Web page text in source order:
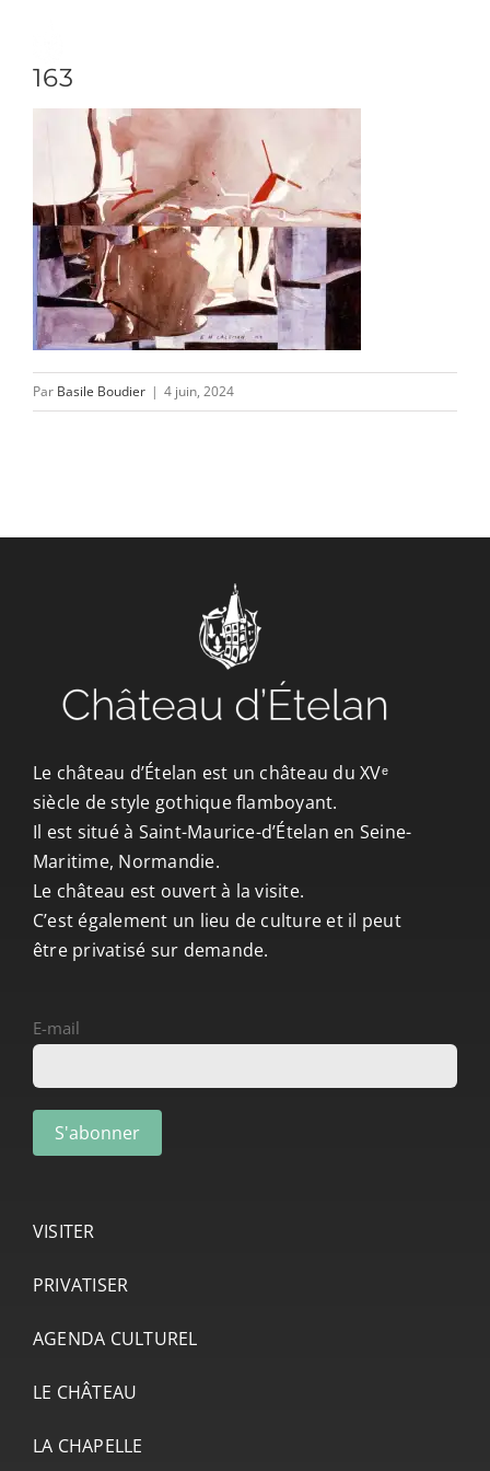
contenu
DÉCOUVRIR
VENIR
NOUS SUIVRE
L’ASSOCIATION
163
Par Basile Boudier | 4 juin, 2024
Le château d’Ételan est un château du XVᵉ
siècle de style gothique flamboyant.
Il est situé à Saint-Maurice-d’Ételan en Seine-
Maritime, Normandie.
Le château est ouvert à la visite.
C’est également un lieu de culture et il peut
être privatisé sur demande.
E-mail
VISITER
PRIVATISER
AGENDA CULTUREL
LE CHÂTEAU
LA CHAPELLE